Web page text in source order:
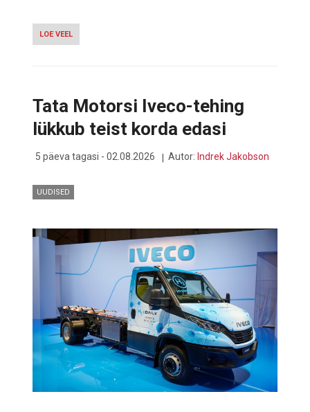
LOE VEEL
ÄRA
EKRAANIST
JA
LIIKUMISE
EEST
Tata Motorsi Iveco-tehing
lükkub teist korda edasi
5 päeva tagasi - 02.08.2026 Autor: Indrek Jakobson
UUDISED